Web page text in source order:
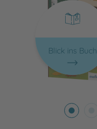
Blick ins Buch